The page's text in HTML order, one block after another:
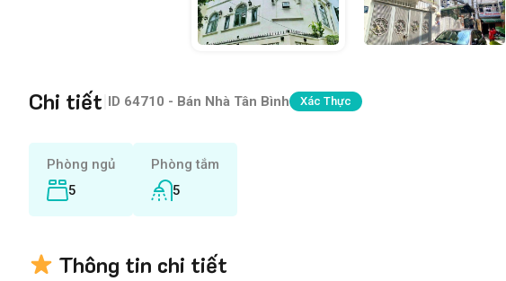
Chi tiết ID 64710 - Bán Nhà Tân Bình Xác Thực
Phòng ngủ
5
Phòng tắm
5
Thông tin chi tiết